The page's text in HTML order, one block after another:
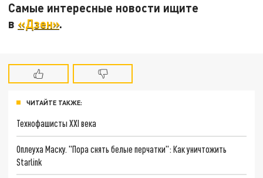
Самые интересные новости ищите
в «Дзен».
ЧИТАЙТЕ ТАКЖЕ:
Технофашисты XXI века
Оплеуха Маску. "Пора снять белые перчатки": Как уничтожить
Starlink